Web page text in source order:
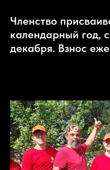
Членство
календарный год,
декабря. Взнос